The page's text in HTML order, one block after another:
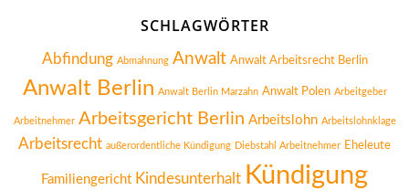
SCHLAGWÖRTER
Abfindung Abmahnung Anwalt Anwalt Arbeitsrecht Berlin
Anwalt Berlin Anwalt Berlin Marzahn Anwalt Polen Arbeitgeber
Arbeitnehmer Arbeitsgericht Berlin Arbeitslohn Arbeitslohnklage
Arbeitsrecht außerordentliche Kündigung Diebstahl Arbeitnehmer Eheleute
Familiengericht Kindesunterhalt Kündigung